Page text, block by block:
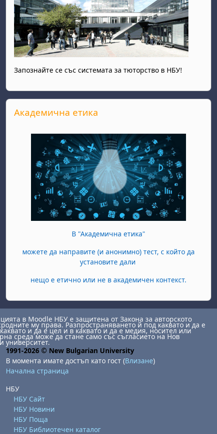
Запознайте се със системата за тюторство в НБУ!
Прескочи Академична етика
Академична етика
В "Академична етика"
можете да направите (и анонимно) тест, с който да
установите дали
нещо е етично или не в академичен контекст.
в Moodle НБУ е защитена от Закона за авторското
му права. Разпространяването й под каквато и да е
и да е цел и в каквато и да е медия, носител или
среда може да стане само със съгласието на Нов
университет.
1991-2026 © New Bulgarian University
В момента имате достъп като гост (Влизане)
Начална страница
НБУ
НБУ Сайт
НБУ Новини
НБУ Поща
НБУ Библиотечен каталог